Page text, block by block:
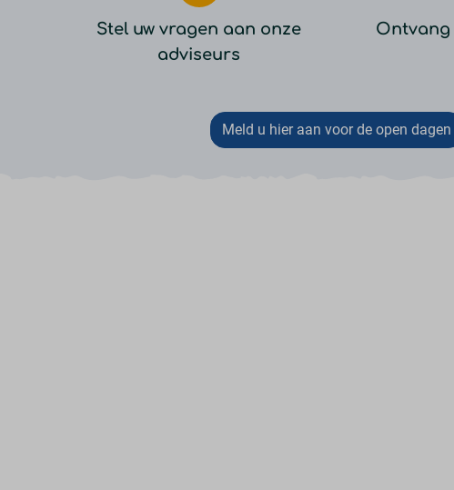
Stel uw vragen aan onze
adviseurs
Ontvang
Meld u hier aan voor de open dagen